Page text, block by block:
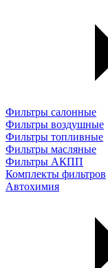
Фильтры салонные
Фильтры воздушные
Фильтры топливные
Фильтры масляные
Фильтры АКПП
Комплекты фильтров
Автохимия